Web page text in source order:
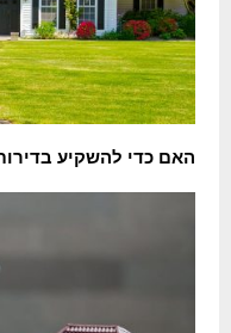
האם כדי להשקיע